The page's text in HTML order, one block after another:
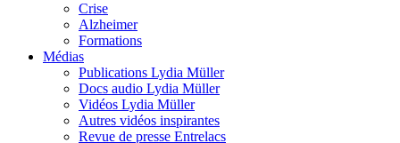
Crise
Alzheimer
Formations
Médias
Publications Lydia Müller
Docs audio Lydia Müller
Vidéos Lydia Müller
Autres vidéos inspirantes
Revue de presse Entrelacs